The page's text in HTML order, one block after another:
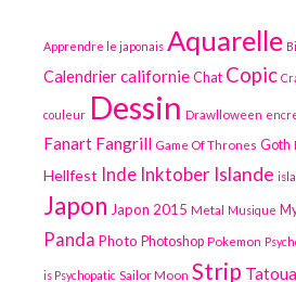
Apprendre le japonais Aquarelle
Calendriercalifornie Chat Copic
couleur Dessin Drawlloween
Fanart Fangrill Game Of Thrones Goth
Hellfest Inde Inktober Islande
Japon Japon 2015 Metal Musique
Panda Photo Photoshop Pokemon
is Psychopatic Sailor Moon Strip